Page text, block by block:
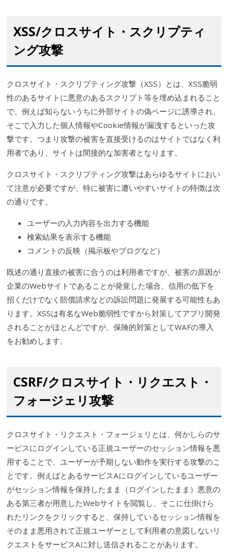
XSS/クロスサイト・ スクリプティ
ング攻撃
クロスサイト・ スクリプティング攻撃（XSS）とは、XSS脆弱
性のあるサイトに悪意のある スクリプト等を埋め込まれること
で、例えば知らないうちに外部サイトの偽ページに誘導され、
そこで入力した個人情報やCookie情報が漏洩するといった攻
撃です。つまり攻撃の被害を直接受けるのはサイトではなく利
用者であり、サイトは間接的な加害者となります。
クロスサイト・ スクリプティング攻撃はあらゆるサイトにおい
て注意が必要ですが、特に被害に遭いやすいサイトの特徴は次
の通りです。
ユーザーの入力内容を出力する機能
検索結果を表示する機能
コメントの反映（掲示板やブログなど）
既述の通り直接の被害に合うのは利用者ですが、被害の原因が
企業のWebサイトであることが発覚した場合、信用の低下を
招くだけでなく賠償請求などの訴訟問題に発展する可能性もあ
ります。XSSは有名なWeb脆弱性ですから対策してアプリ開発
されることがほとんどですが、保険的対策としてWAFの導入
をお勧めします。
CSRF/クロスサイト・リクエス ト・
フォージェリ攻撃
クロスサイト・リクエス ト・フォージェリとは、何かしらのサ
ービスにログインしている正規ユーザーのセッション情報を悪
用することで、ユーザーが予期しない動作を実行する攻撃のこ
とです。例えばとあるサービスAにログインしているユーザー
がセッション情報を保持したまま（ログインしたまま）悪意の
ある第三者が用意したWebサイトを閲覧し、そこに仕掛けら
れたリンクをクリックすると、保持しているセッション情報を
そのまま悪用されて正規ユーザーとして利用者の意図しないリ
クエス トをサービスAに対し送信されることがあります。